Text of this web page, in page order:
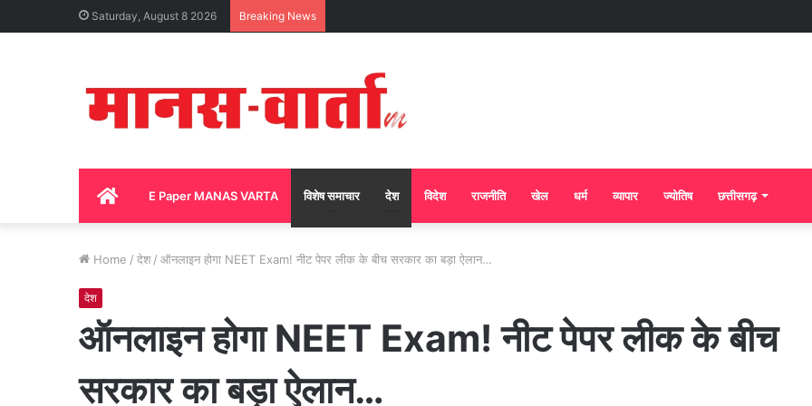
Saturday, August 8 2026 Breaking News
HomeE Paper MANAS VARTA विशेष समाचार देश विदेश राजनीति खेल धर्म व्यापार ज्योतिष छत्तीसगढ़
Home / देश / ऑनलाइन होगा NEET Exam! नीट पेपर लीक के बीच सरकार का बड़ा ऐलान…
देश
ऑनलाइन होगा NEET Exam! नीट पेपर लीक के बीच
सरकार का बड़ा ऐलान…